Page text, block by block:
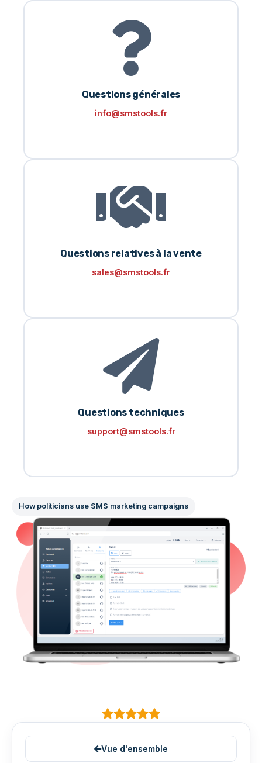
Questions générales
info@smstools.fr
Questions relatives à la vente
sales@smstools.fr
Questions techniques
support@smstools.fr
How politicians use SMS marketing campaigns
Vue d'ensemble